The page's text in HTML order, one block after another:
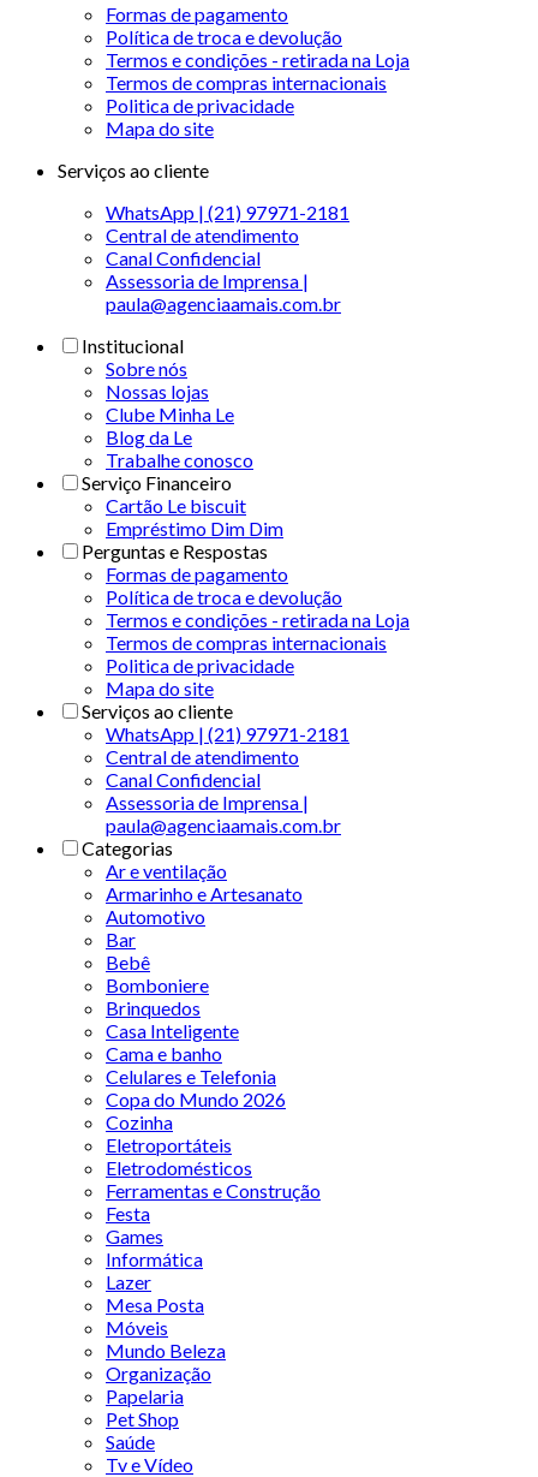
Formas de pagamento
Política de troca e devolução
Termos e condições - retirada na Loja
Termos de compras internacionais
Politica de privacidade
Mapa do site
Serviços ao cliente
WhatsApp | (21) 97971-2181
Central de atendimento
Canal Confidencial
Assessoria de Imprensa |
paula@agenciaamais.com.br
Institucional
Sobre nós
Nossas lojas
Clube Minha Le
Blog da Le
Trabalhe conosco
Serviço Financeiro
Cartão Le biscuit
Empréstimo Dim Dim
Perguntas e Respostas
Formas de pagamento
Política de troca e devolução
Termos e condições - retirada na Loja
Termos de compras internacionais
Politica de privacidade
Mapa do site
Serviços ao cliente
WhatsApp | (21) 97971-2181
Central de atendimento
Canal Confidencial
Assessoria de Imprensa |
paula@agenciaamais.com.br
Categorias
Ar e ventilação
Armarinho e Artesanato
Automotivo
Bar
Bebê
Bomboniere
Brinquedos
Casa Inteligente
Cama e banho
Celulares e Telefonia
Copa do Mundo 2026
Cozinha
Eletroportáteis
Eletrodomésticos
Ferramentas e Construção
Festa
Games
Informática
Lazer
Mesa Posta
Móveis
Mundo Beleza
Organização
Papelaria
Pet Shop
Saúde
Tv e Vídeo